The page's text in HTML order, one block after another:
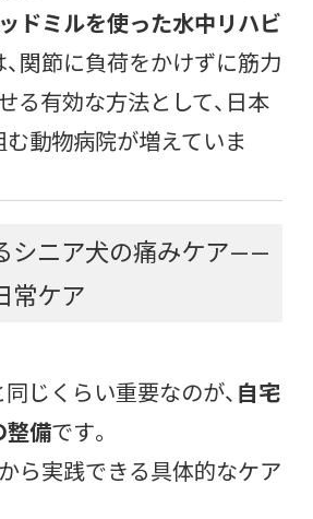
ドミルを使った水中リハビ
、関節に負荷をかけずに筋力
る有効な方法として、日本
動物病院が増えていま
シニア犬の痛みケア——
常ケア
じくらい重要なのが、 自宅
整備です。
ら実践できる具体的なケア